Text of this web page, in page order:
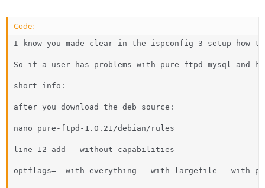
Code:
I know you made clear in the ispconfig 3 setup
So if a user has problems with pure-ftpd-mysql and
short info:
after you download the deb source:
nano pure-ftpd-1.0.21/debian/rules
line 12 add --without-capabilities
optflags=--with-everything --with-largefile --with-